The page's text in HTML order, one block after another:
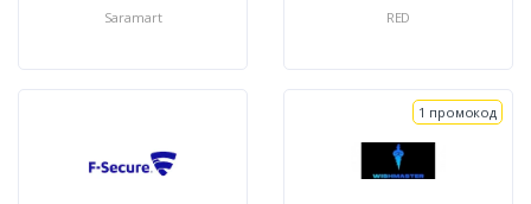
Saramart RED
1 промокод